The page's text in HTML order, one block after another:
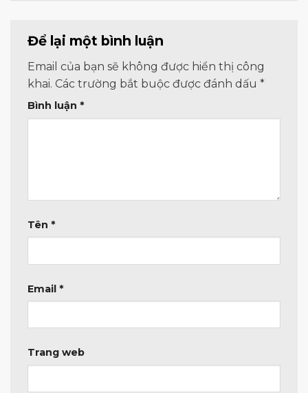
Để lại một bình luận
Email của bạn sẽ không được hiển thị công
khai. Các trường bắt buộc được đánh dấu *
Bình luận *
Tên *
Email *
Trang web